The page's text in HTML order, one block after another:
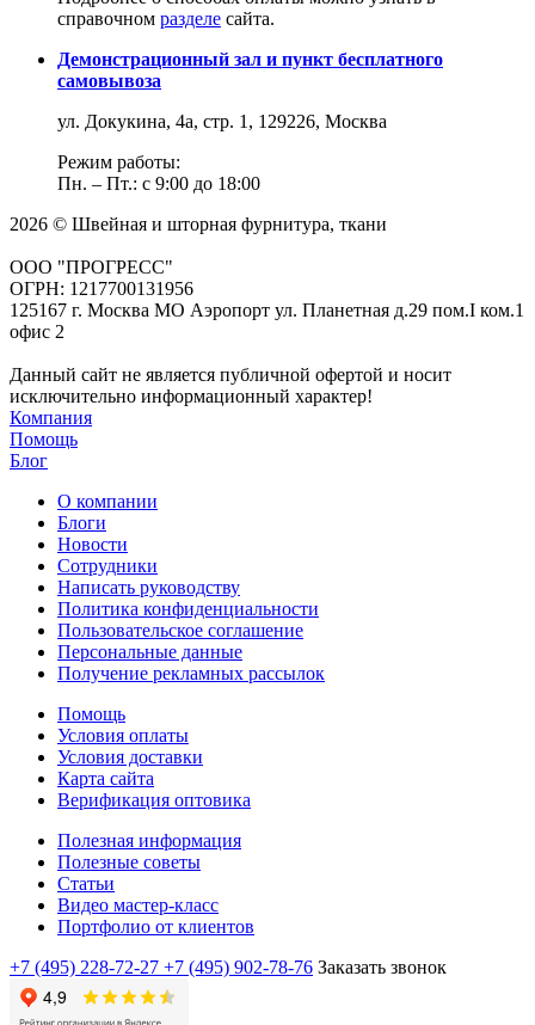
справочном разделе сайта.
Демонстрационный зал и пункт бесплатного
самовывоза
ул. Докукина, 4а, стр. 1, 129226, Москва
Режим работы:
Пн. – Пт.: с 9:00 до 18:00
2026 © Швейная и шторная фурнитура, ткани
ООО "ПРОГРЕСС"
ОГРН: 1217700131956
125167 г. Москва МО Аэропорт ул. Планетная д.29 пом.I ком.1
офис 2
Данный сайт не является публичной офертой и носит
исключительно информационный характер!
Компания
Помощь
Блог
О компании
Блоги
Новости
Сотрудники
Написать руководству
Политика конфиденциальности
Пользовательское соглашение
Персональные данные
Получение рекламных рассылок
Помощь
Условия оплаты
Условия доставки
Карта сайта
Верификация оптовика
Полезная информация
Полезные советы
Статьи
Видео мастер-класс
Портфолио от клиентов
+7 (495) 228-72-27 +7 (495) 902-78-76 Заказать звонок